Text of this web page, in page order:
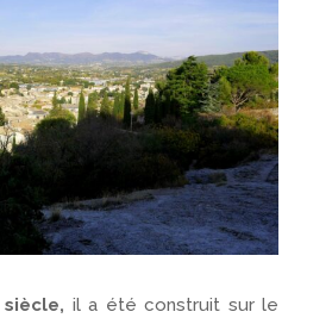
siècle, il a été construit sur le